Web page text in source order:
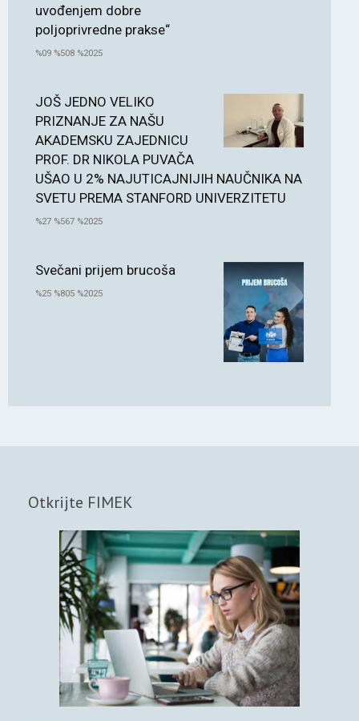
uvođenjem dobre
poljoprivredne prakse“
%09 %508 %2025
JOŠ JEDNO VELIKO
PRIZNANJE ZA NAŠU
AKADEMSKU ZAJEDNICU
PROF. DR NIKOLA PUVAČA
UŠAO U 2% NAJUTICAJNIJIH NAUČNIKA NA
SVETU PREMA STANFORD UNIVERZITETU
%27 %567 %2025
Svečani prijem brucoša
%25 %805 %2025
Otkrijte FIMEK